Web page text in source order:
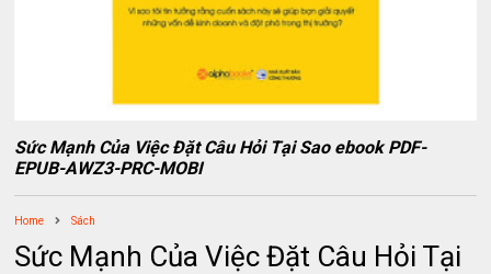
Sức Mạnh Của Việc Đặt Câu Hỏi Tại Sao ebook PDF-
EPUB-AWZ3-PRC-MOBI
Home Sách
Sức Mạnh Của Việc Đặt Câu Hỏi Tại